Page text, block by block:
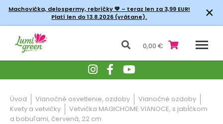
Machovička, delospermy, rebríčky💚 – teraz len za 3,99 EUR!
Platí len do 13.8.2026 (vrátane).
×
0,00 €
Úvod Vianočné osvetlenie, ozdoby
Vianočné ozdoby
Kvety a vetvičky
Vetvička MAGICHOME VIANOCE, s jabĺčkom
a bobuľami, červená, 22 cm